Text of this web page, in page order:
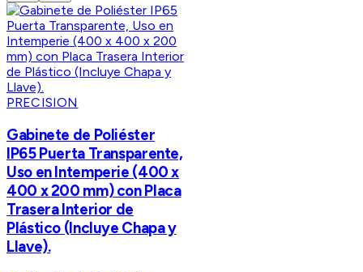
PRECISION
Gabinete de Poliéster
IP65 Puerta Transparente,
Uso en Intemperie (400 x
400 x 200 mm) con Placa
Trasera Interior de
Plástico (Incluye Chapa y
Llave).